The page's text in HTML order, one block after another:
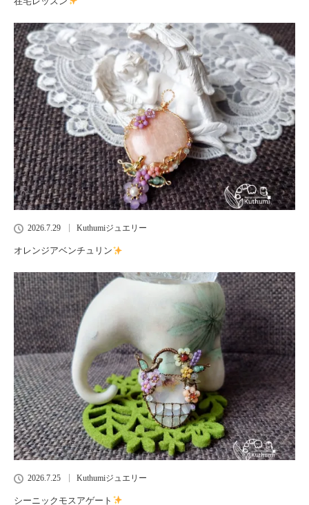
2026.7.29 Kuthumiジュエリー
オレンジアベンチュリン
2026.7.25 Kuthumiジュエリー
シーニックモスアゲート